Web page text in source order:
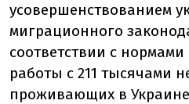
усовершенствованием
миграционного
соответствии с
работы с 211 тысячами
проживающих в